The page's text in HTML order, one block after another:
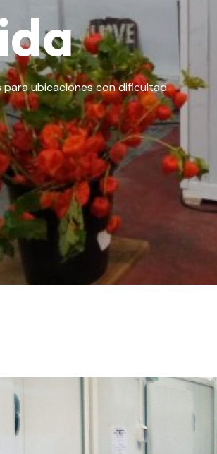
para ubicaciones con dificultad